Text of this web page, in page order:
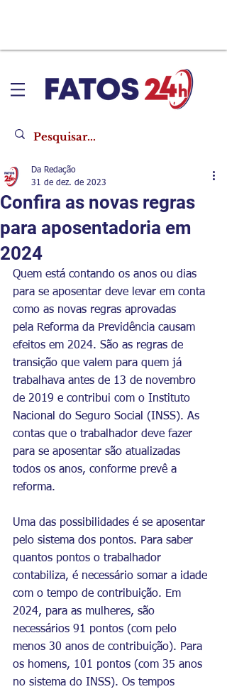
Confira as novas regras
para aposentadoria em
2024
Da Redação
31 de dez. de 2023
Quem está contando os anos ou dias
para se aposentar deve levar em conta
como as novas regras aprovadas
pela Reforma da Previdência causam
efeitos em 2024. São as regras de
transição que valem para quem já
trabalhava antes de 13 de novembro
de 2019 e contribui com o Instituto
Nacional do Seguro Social (INSS). As
contas que o trabalhador deve fazer
para se aposentar são atualizadas
todos os anos, conforme prevê a
reforma.
Uma das possibilidades é se aposentar
pelo sistema dos pontos. Para saber
quantos pontos o trabalhador
contabiliza, é necessário somar a idade
com o tempo de contribuição. Em
2024, para as mulheres, são
necessários 91 pontos (com pelo
menos 30 anos de contribuição). Para
os homens, 101 pontos (com 35 anos
no sistema do INSS). Os tempos